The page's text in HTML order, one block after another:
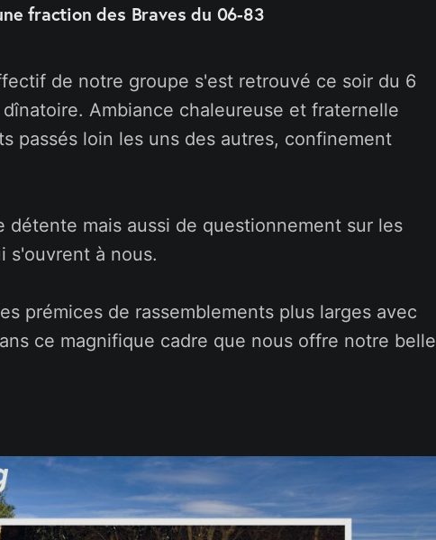
fraction des Braves du 06-83
de notre groupe s'est retrouvé ce soir du 6
Ambiance chaleureuse et fraternelle
passés loin les uns des autres, confinement
détente mais aussi de questionnement sur les
s'ouvrent à nous.
prémices de rassemblements plus larges avec
ce magnifique cadre que nous offre notre belle